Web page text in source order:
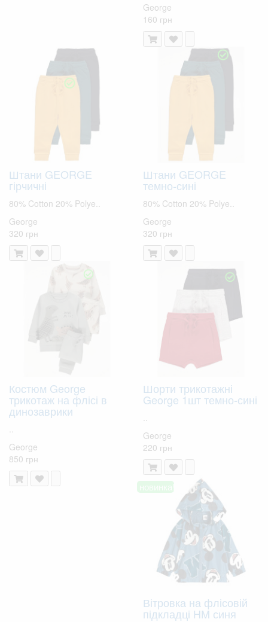
George
160 грн
Штани GEORGE
гірчичні
80% Cotton 20% Polye..
George
320 грн
Штани GEORGE
темно-сині
80% Cotton 20% Polye..
George
320 грн
Костюм George
трикотаж на флісі в
динозаврики
George
850 грн
Шорти трикотажні
George 1шт темно-сині
George
220 грн
новинка!
Вітровка на флісовій
підкладці HM синя